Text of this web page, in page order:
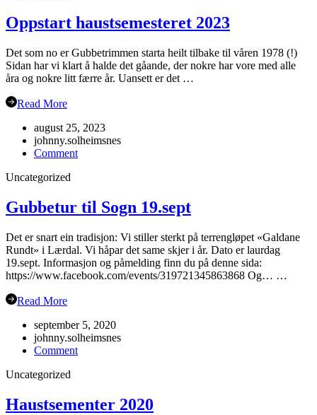
Oppstart haustsemesteret 2023
Det som no er Gubbetrimmen starta heilt tilbake til våren 1978 (!)
Sidan har vi klart å halde det gåande, der nokre har vore med alle
åra og nokre litt færre år. Uansett er det …
Read More
august 25, 2023
johnny.solheimsnes
Commenton
Uncategorized
Gubbetur til Sogn 19.sept
Det er snart ein tradisjon: Vi stiller sterkt på terrengløpet «Galdane
Rundt» i Lærdal. Vi håpar det same skjer i år. Dato er laurdag
19.sept. Informasjon og påmelding finn du på denne sida:
https://www.facebook.com/events/319721345863868 Og… …
Read More
september 5, 2020
johnny.solheimsnes
Commenton
19.sept
Uncategorized
Haustsementer 2020